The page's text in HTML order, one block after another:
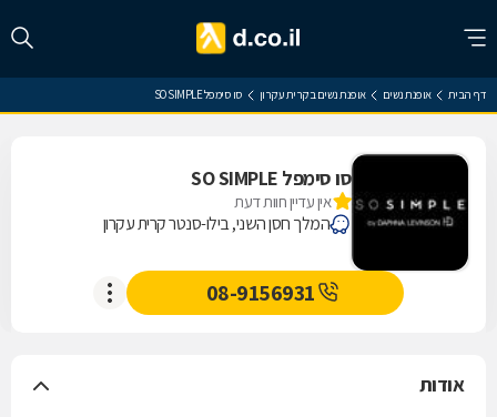
דף הבית אופנת נשים אופנת נשים בקרית עקרון סו סימפל SO SIMPLE
סו סימפל SO SIMPLE
אין עדיין חוות דעת
המלך חסן השני, בילו-סנטר קרית עקרון
08-9156931
אודות